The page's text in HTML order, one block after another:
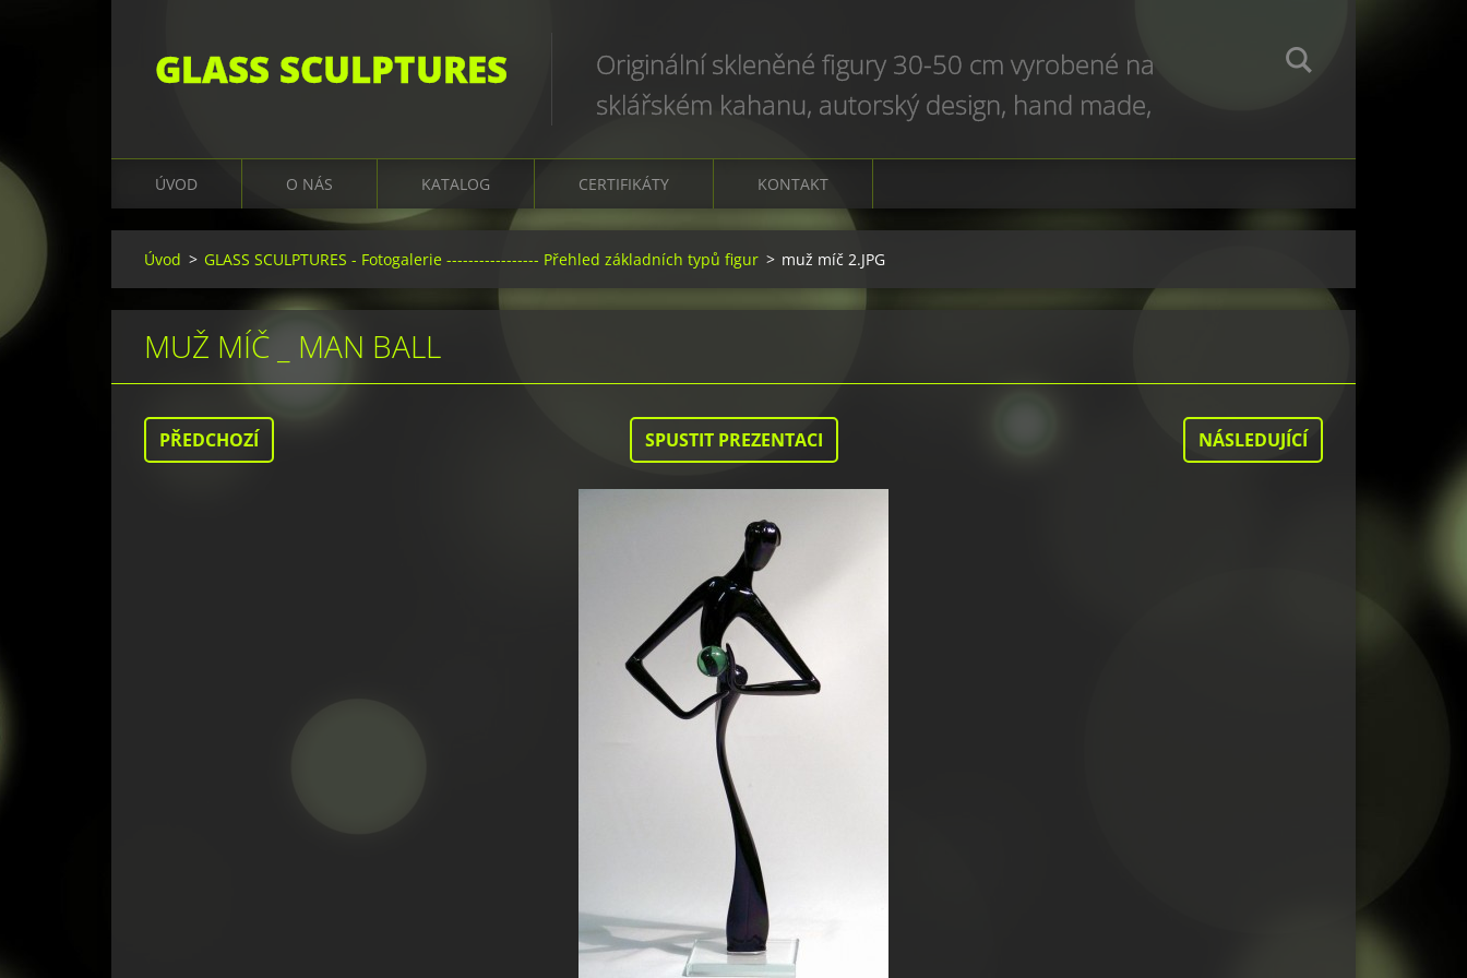
GLASS SCULPTURES
Originální skleněné figury 30-50 cm vyrobené na
sklářském kahanu, autorský design, hand made,
ÚVOD O NÁS KATALOG CERTIFIKÁTY KONTAKT
Úvod > GLASS SCULPTURES - Fotogalerie ----------------- Přehled základních typů figur > muž míč 2.JPG
MUŽ MÍČ _ MAN BALL
PŘEDCHOZÍ SPUSTIT PREZENTACI NÁSLEDUJÍCÍ